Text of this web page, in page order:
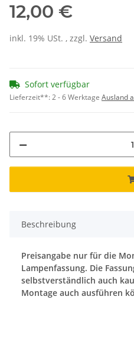
12,00 €
inkl. 19% USt. , zzgl. Versand
Sofort verfügbar
Lieferzeit**:2 - 6 Werktage Ausland
Beschreibung
Preisangabe nur für die
Lampenfassung. Die
selbstverständlich auch
Montage auch ausführen